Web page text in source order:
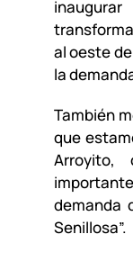
al oeste
la
También
que
demanda
Senillosa”.